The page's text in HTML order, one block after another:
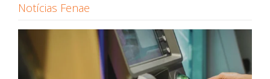
Notícias Fenae